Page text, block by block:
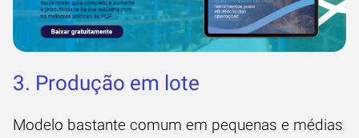
3. Produção em lote
Modelo bastante comum em pequenas e médias